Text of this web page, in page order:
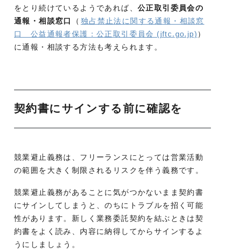
をとり続けているようであれば、 公正取引委員会の
通報・相談窓口
（ 独占禁止法に関する通報・相談窓
口 公益通報者保護：公正取引委員会 (jftc.go.jp) ）
に通報・相談する方法も考えられます。
契約書にサインする前に確認を
競業避止義務は、フリーランスにとっては営業活動
の範囲を大きく制限されるリスクを伴う義務です。
競業避止義務があることに気がつかないまま契約書
にサインしてしまうと、のちにトラブルを招く可能
性があります。新しく業務委託契約を結ぶときは契
約書をよく読み、内容に納得してからサインするよ
うにしましょう。